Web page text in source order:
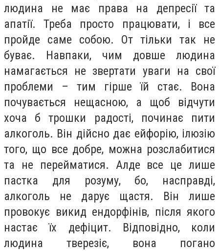
людина не має права на депресії та
апатії. Треба просто працювати, і все
пройде саме собою. От тільки так не
буває. Навпаки, чим довше людина
намагається не звертати уваги на свої
проблеми – тим гірше їй стає. Вона
почувається нещасною, а щоб відчути
хоча б трошки радості, починає пити
алкоголь. Він дійсно дає ейфорію, ілюзію
того, що все добре, можна розслабитися
та не перейматися. Алде все це лише
пастка для розуму, бо, насправді,
алкоголь не дарує щастя. Він лише
провокує викид ендорфінів, після якого
настає їх дефіцит. Відповідно, коли
людина тверезіє, вона погано